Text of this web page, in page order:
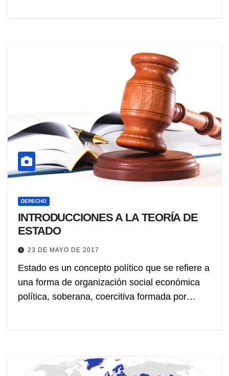
DERECHO
INTRODUCCIONES A LA TEORÍA DE
ESTADO
23 DE MAYO DE 2017
Estado es un concepto político que se refiere a
una forma de organización social económica
política, soberana, coercitiva formada por…